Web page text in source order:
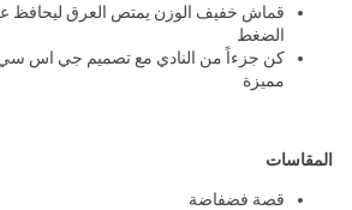
قماش خفيف الوزن يمتص العرق ليحافظ
الضغط
كن جزءاً من النادي مع تصميم جي اس سي
مميزة
المقاسات
قصة فضفاضة